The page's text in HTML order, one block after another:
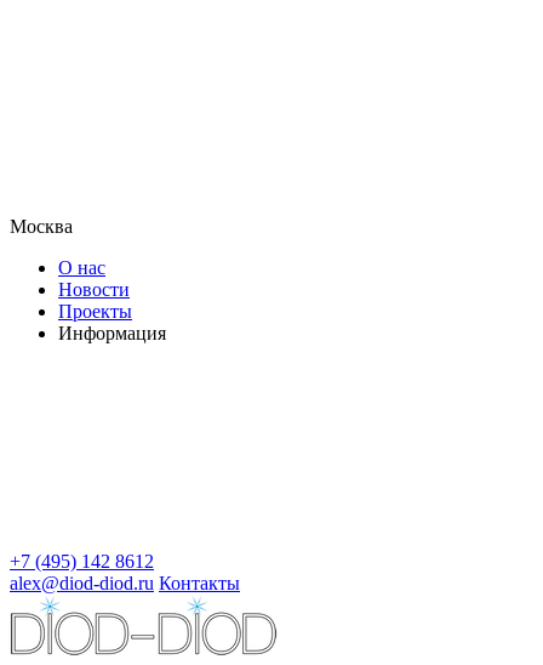
Москва
О нас
Новости
Проекты
Информация
+7 (495) 142 8612
alex@diod-diod.ru Контакты